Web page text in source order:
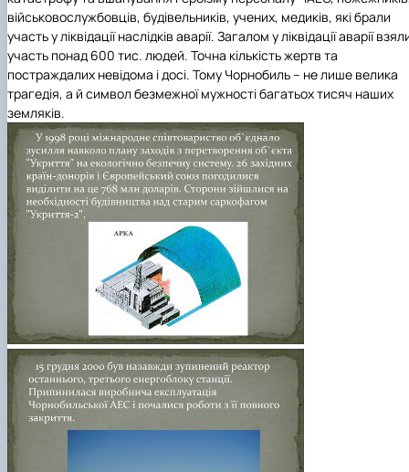
військовослужбовців, будівельників, учених, медиків, які брали
участь у ліквідації наслідків аварії. Загалом у ліквідації аварії
участь понад 600 тис. людей. Точна кількість жертв та
постраждалих невідома і досі. Тому Чорнобиль – не лише велика
трагедія, а й символ безмежної мужності багатьох тисяч наших
земляків.